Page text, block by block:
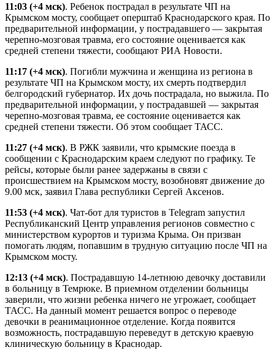
11:03 (+4 мск). Ребенок пострадал в результате ЧП на
Крымском мосту, сообщает оперштаб Краснодарского края. По
предварительной информации, у пострадавшего — закрытая
черепно-мозговая травма, его состояние оценивается как
средней степени тяжести, сообщают РИА Новости.
11:17 (+4 мск). Погибли мужчина и женщина из региона в
результате ЧП на Крымском мосту, их смерть подтвердил
белгородский губернатор. Их дочь пострадала, но выжила. По
предварительной информации, у пострадавшей — закрытая
черепно-мозговая травма, ее состояние оценивается как
средней степени тяжести. Об этом сообщает ТАСС.
11:27 (+4 мск). В РЖК заявили, что крымские поезда в
сообщении с Краснодарским краем следуют по графику. Те
рейсы, которые были ранее задержаны в связи с
происшествием на Крымском мосту, возобновят движение до
9.00 мск, заявил Глава республики Сергей Аксенов.
11:53 (+4 мск). Чат-бот для туристов в Telegram запустил
Республиканский Центр управления регионов совместно с
министерством курортов и туризма Крыма. Он призван
помогать людям, попавшим в трудную ситуацию после ЧП на
Крымском мосту.
12:13 (+4 мск). Пострадавшую 14-летнюю девочку доставили
в больницу в Темрюке. В приемном отделении больницы
заверили, что жизни ребенка ничего не угрожает, сообщает
ТАСС. На данный момент решается вопрос о переводе
девочки в реанимационное отделение. Когда появится
возможность, пострадавшую переведут в детскую краевую
клиническую больницу в Краснодар.